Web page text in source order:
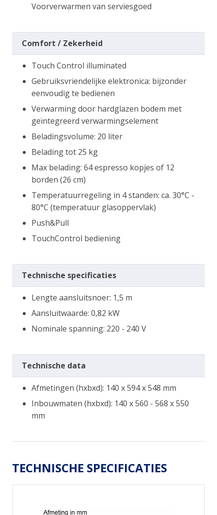
Voorverwarmen van serviesgoed
Comfort / Zekerheid
Touch Control illuminated
Gebruiksvriendelijke elektronica: bijzonder
eenvoudig te bedienen
Verwarming door hardglazen bodem met
geïntegreerd verwarmingselement
Beladingsvolume: 20 liter
Belading tot 25 kg
Max belading: 64 espresso kopjes of 12
borden (26 cm)
Temperatuurregeling in 4 standen: ca. 30°C -
80°C (temperatuur glasoppervlak)
Push&Pull
TouchControl bediening
Technische specificaties
Lengte aansluitsnoer: 1,5 m
Aansluitwaarde: 0,82 kW
Nominale spanning: 220 - 240 V
Technische data
Afmetingen (hxbxd): 140 x 594 x 548 mm
Inbouwmaten (hxbxd): 140 x 560 - 568 x 550
mm
TECHNISCHE SPECIFICATIES